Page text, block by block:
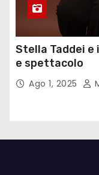
Stella Taddei e
e spettacolo
Ago 1, 2025